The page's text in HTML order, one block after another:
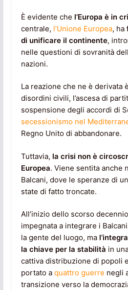
È evidente che l’Europa è in
centrale, l’Unione Europea, ha
di unificare il continente,
nelle questioni di sovranità
nazioni.
La reazione che ne è derivata
disordini civili, l’ascesa di
sospensione degli accordi di
secessionismo nel
Regno Unito di abbandonare.
Tuttavia, la crisi non è
Europea. Viene sentita anche
Balcani, dove le speranze di
state di fatto troncate.
All’inizio dello scorso
impegnata a integrare i
la gente del luogo, ma
la chiave per la stabilità in
cattiva distribuzione di popoli
portato a quattro guerre negli
transizione verso la